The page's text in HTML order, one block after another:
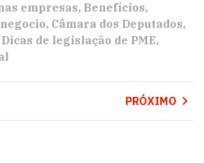
empresas Benefícios
Câmara dos Deputados
Dicas de legislação de PME
PRÓXIMO